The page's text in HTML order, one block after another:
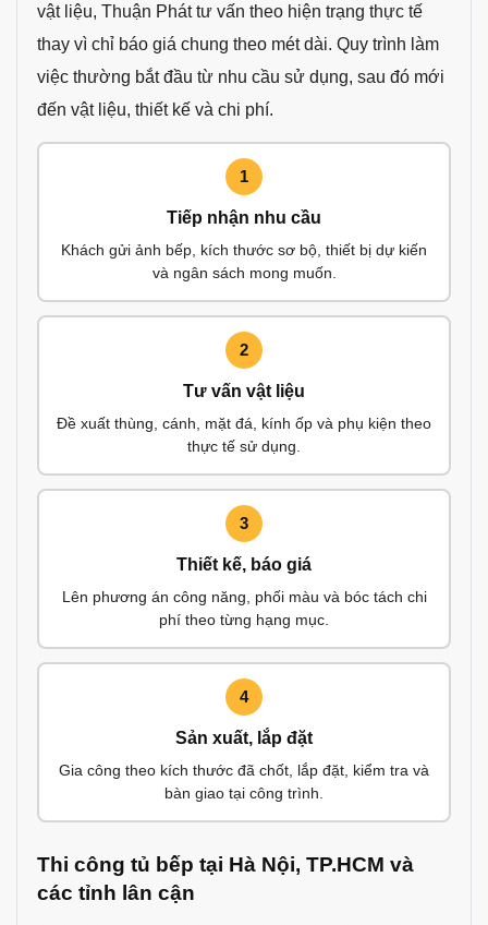
vật liệu, Thuận Phát tư vấn theo hiện trạng thực tế
thay vì chỉ báo giá chung theo mét dài. Quy trình làm
việc thường bắt đầu từ nhu cầu sử dụng, sau đó mới
đến vật liệu, thiết kế và chi phí.
1
Tiếp nhận nhu cầu
Khách gửi ảnh bếp, kích thước sơ bộ, thiết bị dự kiến
và ngân sách mong muốn.
2
Tư vấn vật liệu
Đề xuất thùng, cánh, mặt đá, kính ốp và phụ kiện theo
thực tế sử dụng.
3
Thiết kế, báo giá
Lên phương án công năng, phối màu và bóc tách chi
phí theo từng hạng mục.
4
Sản xuất, lắp đặt
Gia công theo kích thước đã chốt, lắp đặt, kiểm tra và
bàn giao tại công trình.
Thi công tủ bếp tại Hà Nội, TP.HCM và
các tỉnh lân cận